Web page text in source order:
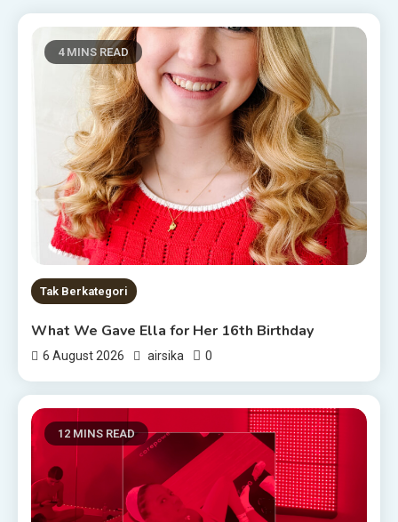
4 MINS READ
Tak Berkategori
What We Gave Ella for Her 16th Birthday
6 August 2026 airsika 0
12 MINS READ